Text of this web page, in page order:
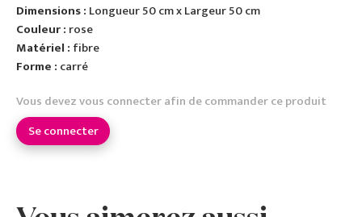
Dimensions : Longueur 50 cm x Largeur 50 cm
Couleur : rose
Matériel : fibre
Forme : carré
Vous devez vous connecter afin de commander ce produit
Se connecter